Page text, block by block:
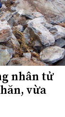
nhân tử
vừa